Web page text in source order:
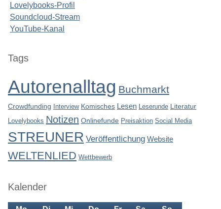
Lovelybooks-Profil
Soundcloud-Stream
YouTube-Kanal
Seitenleiste
Tags
Autorenalltag Buchmarkt
Crowdfunding Interview Komisches Lesen Leserunde
Literatur
Lovelybooks Notizen Onlinefunde Preisaktion Social Media
STREUNER Veröffentlichung Website
WELTENLIED Wettbewerb
Kalender